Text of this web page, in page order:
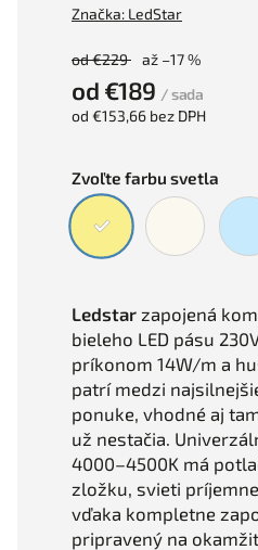
Značka: LedStar
od €229 až –17 %
od €189 / sada
od €153,66 bez DPH
Zvoľte farbu svetla
Ledstar zapojená
bieleho LED pásu
príkonom 14W/m a
patrí medzi
ponuke, vhodné aj
už nestačia.
4000–4500K má
zložku, svieti
vďaka kompletne
pripravený na